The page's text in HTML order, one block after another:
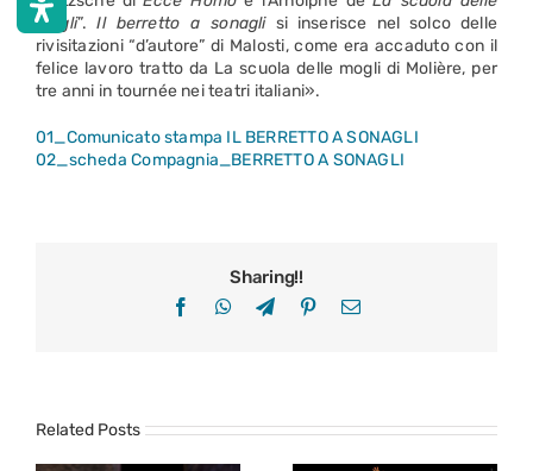
mogli”.Il berretto a sonaglisi inserisce nel solco delle
rivisitazioni “d’autore” di Malosti, come era accaduto con il
felice lavoro tratto da La scuola delle mogli di Molière, per
tre anni in tournée nei teatri italiani».
01_Comunicato stampa IL BERRETTO A SONAGLI
02_scheda Compagnia_BERRETTO A SONAGLI
Sharing!!
FacebookWhatsApp
TelegramPinterestEmail
Related Posts